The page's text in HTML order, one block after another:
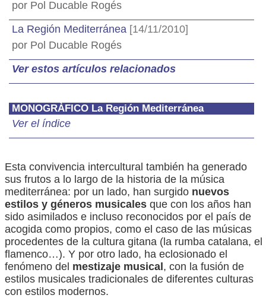
por Pol Ducable Rogés
La Región Mediterránea [14/11/2010]
por Pol Ducable Rogés
Ver estos artículos relacionados
MONOGRÀFICO La Región Mediterránea
Ver el índice
Esta convivencia intercultural también ha generado
sus frutos a lo largo de la historia de la música
mediterránea: por un lado, han surgido nuevos
estilos y géneros musicales que con los años han
sido asimilados e incluso reconocidos por el país de
acogida como propios, como el caso de las músicas
procedentes de la cultura gitana (la rumba catalana, el
flamenco…). Y por otro lado, ha eclosionado el
fenómeno del mestizaje musical , con la fusión de
estilos musicales tradicionales de diferentes culturas
con estilos modernos.